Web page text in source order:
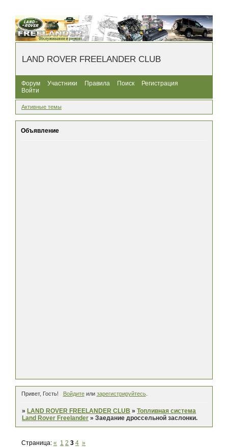
LAND ROVER FREELANDER CLUB
Форум Участники Правила Поиск
Регистрация
Войти
Активные темы
Объявление
Привет, Гость! Войдитеили зарегистрируйтесь.
» LAND ROVER FREELANDER CLUB »Топливная система
Land Rover Freelander »Заедание дроссельной заслонки.
Страница:« 1 2 3 4 »